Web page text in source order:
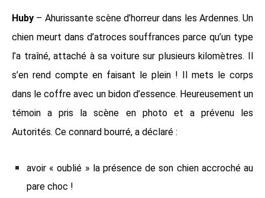
Huby – Ahurissante scène d’horreur dans les Ardennes. Un
chien meurt dans d’atroces souffrances parce qu’un type
l’a traîné, attaché à sa voiture sur plusieurs kilomètres. Il
s’en rend compte en faisant le plein ! Il mets le corps
dans le coffre avec un bidon d’essence. Heureusement un
témoin a pris la scène en photo et a prévenu les
Autorités. Ce connard bourré, a déclaré :
avoir « oublié » la présence de son chien accroché au
pare choc !